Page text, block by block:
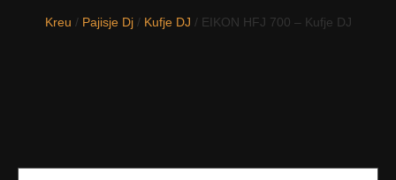
Kreu / Pajisje Dj/ Kufje DJ / EIKON HFJ 700 – Kufje DJ